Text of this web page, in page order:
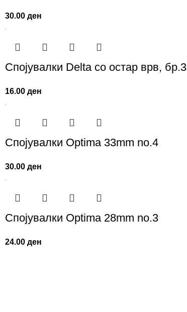
30.00ден
Спојувалки Delta со остар врв, бр.3
16.00ден
Спојувалки Optima 33mm no.4
30.00ден
Спојувалки Optima 28mm no.3
24.00ден